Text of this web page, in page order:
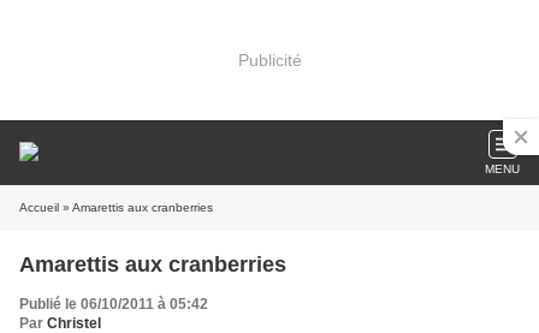
Publicité
MENU
Accueil » Amarettis aux cranberries
Amarettis aux cranberries
Publié le 06/10/2011 à 05:42
Par Christel